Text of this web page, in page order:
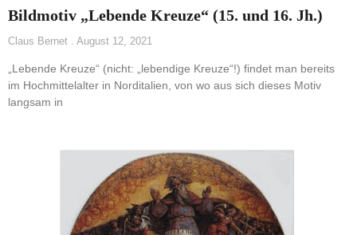
Bildmotiv „Lebende Kreuze“ (15. und 16. Jh.)
Claus Bernet August 12, 2021
„Lebende Kreuze“ (nicht: „lebendige Kreuze“!) findet man bereits
im Hochmittelalter in Norditalien, von wo aus sich dieses Motiv
langsam in